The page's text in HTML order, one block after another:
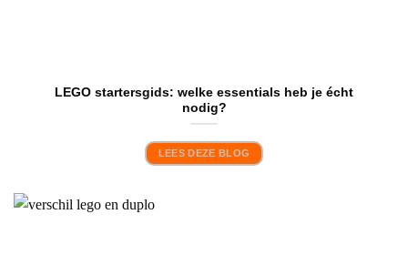
LEGO startersgids: welke essentials heb je écht
nodig?
LEES DEZE BLOG